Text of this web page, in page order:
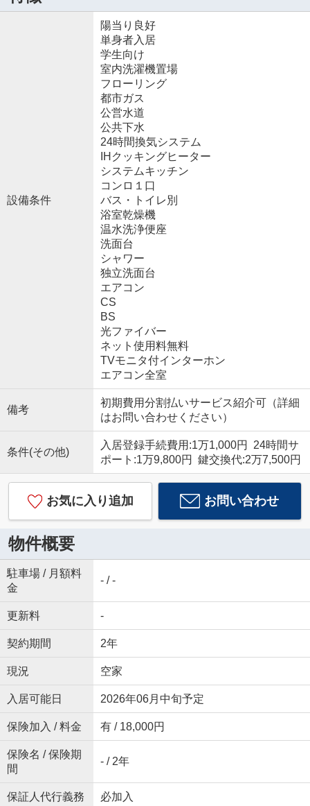
設備条件
陽当り良好
単身者入居
学生向け
室内洗濯機置場
フローリング
都市ガス
公営水道
公共下水
24時間換気システム
IHクッキングヒーター
システムキッチン
コンロ１口
バス・トイレ別
浴室乾燥機
温水洗浄便座
洗面台
シャワー
独立洗面台
エアコン
CS
BS
光ファイバー
ネット使用料無料
TVモニタ付インターホン
エアコン全室
備考
初期費用分割払いサービス紹介可（詳細
はお問い合わせください）
条件(その他)
入居登録手続費用:1万1,000円 24時間サ
ポート:1万9,800円 鍵交換代:2万7,500円
お気に入り追加 お問い合わせ
物件概要
駐車場 / 月額料
金
- / -
更新料 -
契約期間 2年
現況 空家
入居可能日 2026年06月中旬予定
保険加入 / 料金 有 / 18,000円
保険名 / 保険期
間
- / 2年
保証人代行義務 必加入